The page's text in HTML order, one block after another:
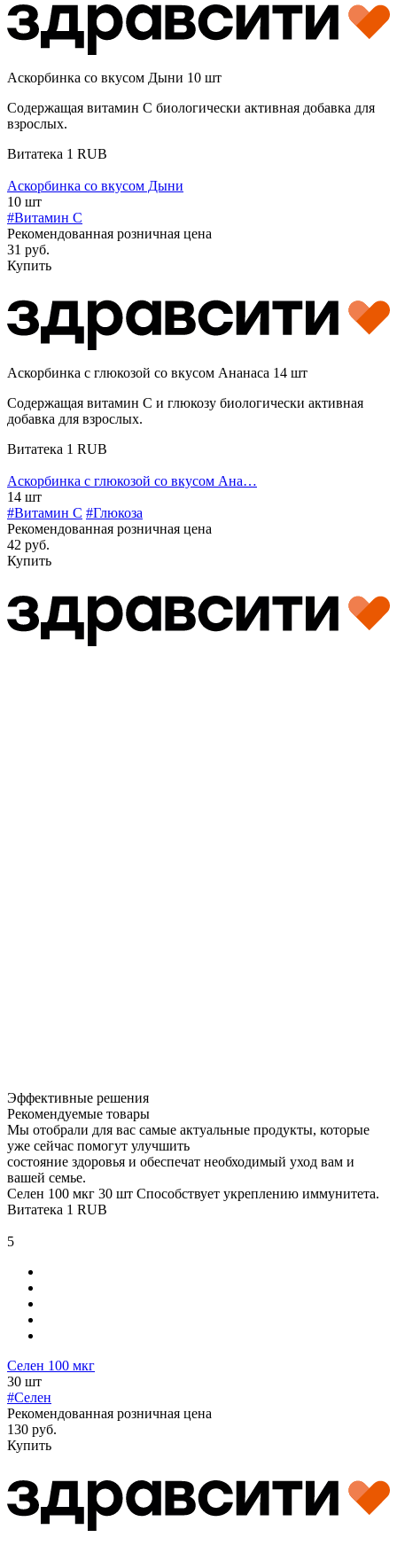
Аскорбинка со вкусом Дыни 10 шт
Содержащая витамин С биологически активная добавка для
взрослых.
Витатека 1 RUB
Аскорбинка со вкусом Дыни
10 шт
#Витамин C
Рекомендованная розничная цена
31 руб.
Купить
Аскорбинка с глюкозой со вкусом Ананаса 14 шт
Содержащая витамин С и глюкозу биологически активная
добавка для взрослых.
Витатека 1 RUB
Аскорбинка с глюкозой со вкусом Ана…
14 шт
#Витамин C #Глюкоза
Рекомендованная розничная цена
42 руб.
Купить
Эффективные решения
Рекомендуемые товары
Мы отобрали для вас самые актуальные продукты, которые
уже сейчас помогут улучшить
состояние здоровья и обеспечат необходимый уход вам и
вашей семье.
Селен 100 мкг 30 шт Способствует укреплению иммунитета.
Витатека 1 RUB
5
Селен 100 мкг
30 шт
#Селен
Рекомендованная розничная цена
130 руб.
Купить